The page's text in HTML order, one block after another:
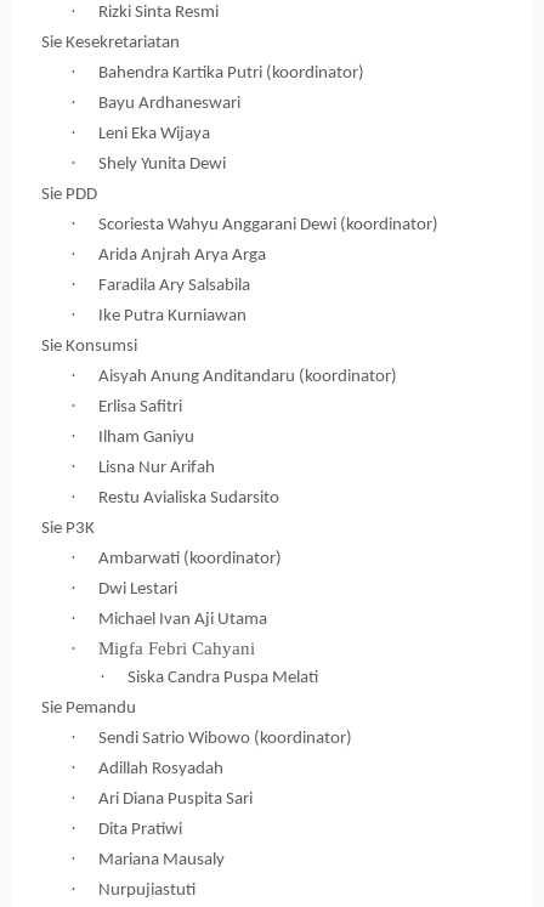
·
Rizki Sinta Resmi
Sie Kesekretariatan
· Bahendra Kartika Putri (koordinator)
· Bayu Ardhaneswari
· Leni Eka Wijaya
·
Shely Yunita Dewi
Sie PDD
· Scoriesta Wahyu Anggarani Dewi (koordinator)
· Arida Anjrah Arya Arga
· Faradila Ary Salsabila
·
Ike Putra Kurniawan
Sie Konsumsi
· Aisyah Anung Anditandaru (koordinator)
· Erlisa Safitri
· Ilham Ganiyu
· Lisna Nur Arifah
·
Restu Avialiska Sudarsito
Sie P3K
· Ambarwati (koordinator)
· Dwi Lestari
· Michael Ivan Aji Utama
·
Migfa Febri Cahyani
·
Siska Candra Puspa Melati
Sie Pemandu
· Sendi Satrio Wibowo (koordinator)
· Adillah Rosyadah
· Ari Diana Puspita Sari
· Dita Pratiwi
· Mariana Mausaly
· Nurpujiastuti